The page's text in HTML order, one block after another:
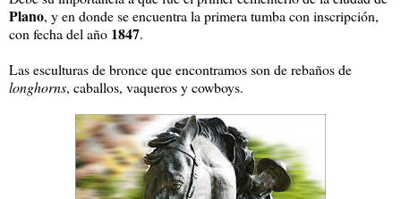
Plano, y en donde se encuentra la primera tumba con inscripción,
con fecha del año 1847.
Las esculturas de bronce que encontramos son de rebaños de
longhorns, caballos, vaqueros y cowboys.